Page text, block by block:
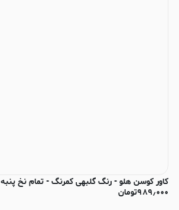
کاور کوسن هلو - رنگ گلبهی کمرنگ - تمام نخ پنبه ۱۰۰٪ ساده
۹۸۹٫۰۰۰تومان